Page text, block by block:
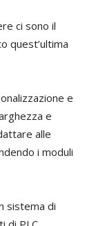
ci sono il
quest’ultima
e
e
re alle
i moduli
sistema di